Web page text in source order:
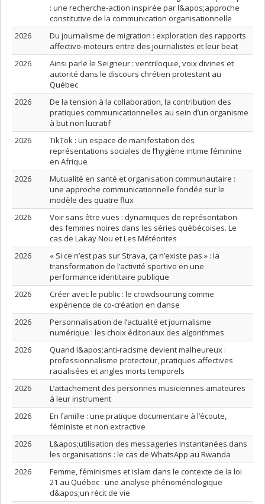
: une recherche-action inspirée par l&apos;approche
constitutive de la communication organisationnelle
2026
Du journalisme de migration : exploration des rapports
affectivo-moteurs entre des journalistes et leur beat
2026
Ainsi parle le Seigneur : ventriloquie, voix divines et
autorité dans le discours chrétien protestant au
Québec
2026
De la tension à la collaboration, la contribution des
pratiques communicationnelles au sein d’un organisme
à but non lucratif
2026
TikTok : un espace de manifestation des
représentations sociales de l’hygiène intime féminine
en Afrique
2026
Mutualité en santé et organisation communautaire :
une approche communicationnelle fondée sur le
modèle des quatre flux
2026
Voir sans être vues : dynamiques de représentation
des femmes noires dans les séries québécoises. Le
cas de Lakay Nou et Les Météorites
2026
« Si ce n’est pas sur Strava, ça n’existe pas » : la
transformation de l’activité sportive en une
performance identitaire publique
2026
Créer avec le public : le crowdsourcing comme
expérience de co-création en danse
2026
Personnalisation de l’actualité et journalisme
numérique : les choix éditoriaux des algorithmes
2026
Quand l&apos;anti-racisme devient malheureux :
professionnalisme protecteur, pratiques affectives
racialisées et angles morts temporels
2026
L’attachement des personnes musiciennes amateures
à leur instrument
2026
En famille : une pratique documentaire à l’écoute,
féministe et non extractive
2026
L&apos;utilisation des messageries instantanées dans
les organisations : le cas de WhatsApp au Rwanda
2026
Femme, féminismes et islam dans le contexte de la loi
21 au Québec : une analyse phénoménologique
d&apos;un récit de vie